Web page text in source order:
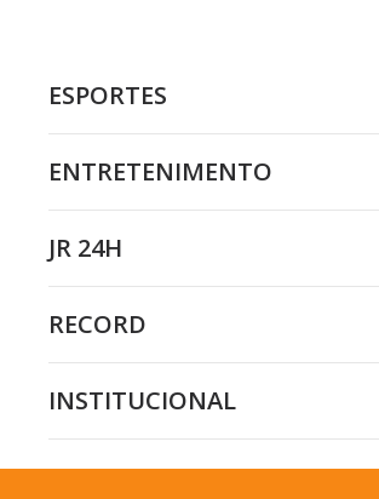
ESPORTES
ENTRETENIMENTO
JR 24H
RECORD
INSTITUCIONAL